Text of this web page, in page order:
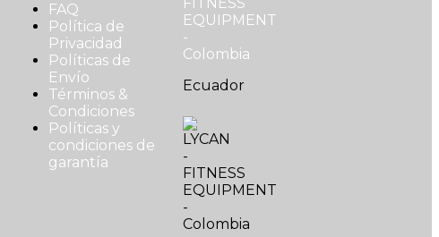
FAQ
Política de
Privacidad
Políticas de
Envío
Términos &
Condiciones
Políticas y
condiciones de
garantía
Ecuador